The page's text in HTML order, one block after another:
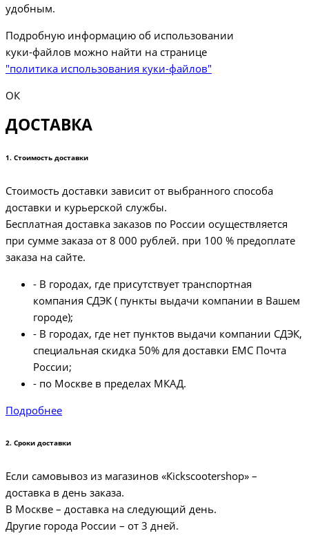
удобным.
Подробную информацию об использовании
куки-файлов можно найти на странице
"политика использования куки-файлов"
ОК
ДОСТАВКА
1. Стоимость доставки
Стоимость доставки зависит от выбранного способа
доставки и курьерской службы.
Бесплатная доставка заказов по России осуществляется
при сумме заказа от 8 000 рублей. при 100 % предоплате
заказа на сайте.
- В городах, где присутствует транспортная
компания СДЭК ( пункты выдачи компании в Вашем
городе);
- В городах, где нет пунктов выдачи компании СДЭК,
специальная скидка 50% для доставки ЕМС Почта
России;
- по Москве в пределах МКАД.
Подробнее
2. Cроки доставки
Если самовывоз из магазинов «Кickscootershop» –
доставка в день заказа.
В Москве – доставка на следующий день.
Другие города России – от 3 дней.